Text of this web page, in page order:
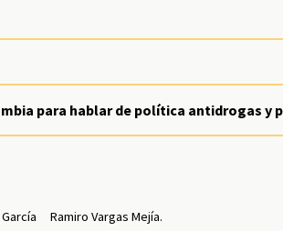
para hablar de política antidrogas y
Ramiro Vargas Mejía.